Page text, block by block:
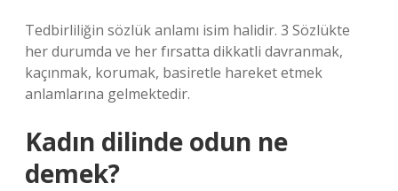
Tedbirliliğin sözlük anlamı isim halidir. 3 Sözlükte
her durumda ve her fırsatta dikkatli davranmak,
kaçınmak, korumak, basiretle hareket etmek
anlamlarına gelmektedir.
Kadın dilinde odun ne
demek?